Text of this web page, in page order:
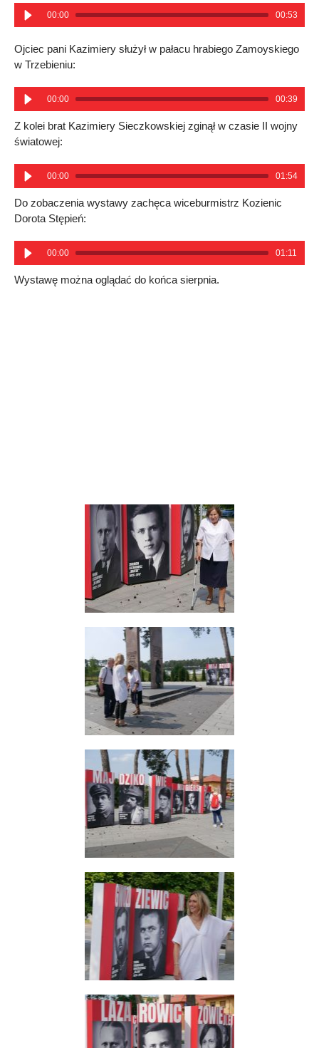
00:00 00:53
Ojciec pani Kazimiery służył w pałacu hrabiego Zamoyskiego
w Trzebieniu:
00:00 00:39
Z kolei brat Kazimiery Sieczkowskiej zginął w czasie II wojny
światowej:
00:00 01:54
Do zobaczenia wystawy zachęca wiceburmistrz Kozienic
Dorota Stępień:
00:00 01:11
Wystawę można oglądać do końca sierpnia.